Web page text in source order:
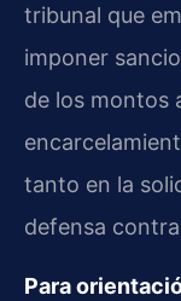
tribunal que
imponer
de los montos
tanto en la
defensa
Para